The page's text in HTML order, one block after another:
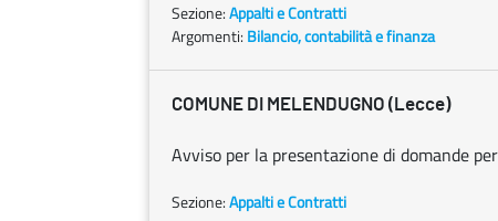
Sezione:Appalti e Contratti
Argomenti: Bilancio, contabilità e finanza
COMUNE DI MELENDUGNO (Lecce)
Avviso per la presentazione di domande
Sezione:Appalti e Contratti